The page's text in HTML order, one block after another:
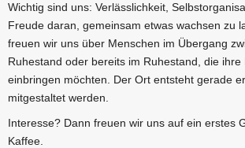
Wichtig sind uns: Verlässlichkeit,
Freude daran, gemeinsam etwas wachsen zu
freuen wir uns über Menschen im Übergang
Ruhestand oder bereits im Ruhestand, die
einbringen möchten. Der Ort entsteht gerade
mitgestaltet werden.
Interesse? Dann freuen wir uns auf ein erstes
Kaffee.